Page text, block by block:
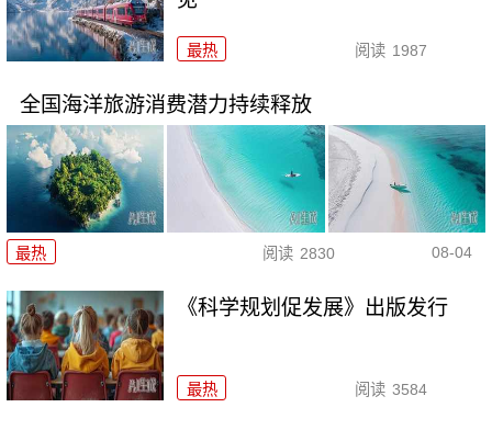
最热 阅读 1987
全国海洋旅游消费潜力持续释放
最热 阅读 2830 08-04
《科学规划促发展》出版发行
最热 阅读 3584